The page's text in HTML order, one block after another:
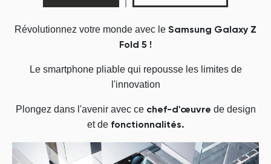
Révolutionnez votre monde avec le Samsung Galaxy Z
Fold 5 !
Le smartphone pliable qui repousse les limites de
l'innovation
Plongez dans l'avenir avec ce chef-d'œuvre de design
et de fonctionnalités.